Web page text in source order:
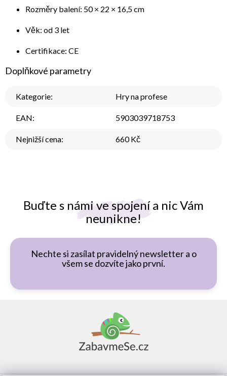
Buďte s námi ve spojení a nic Vám
neunikne!
Nechte si zasílat pravidelný newsletter a o
všem se dozvíte jako první.
Rozměry balení: 50 × 22 × 16,5 cm
Věk: od 3 let
Certifikace: CE
Doplňkové parametry
Kategorie: Hry na profese
EAN: 5903039718753
Nejnižší cena: 660 Kč